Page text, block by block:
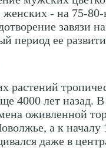
женских - на 75-
завязи
период ее
растений
4000 лет назад.
оживленной
а к
даже в